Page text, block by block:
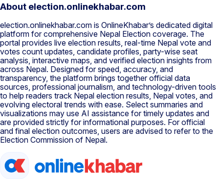
About election.onlinekhabar.com
election.onlinekhabar.com is OnlineKhabar’s dedicated digital
platform for comprehensive Nepal Election coverage. The
portal provides live election results, real-time Nepal vote and
votes count updates, candidate profiles, party-wise seat
analysis, interactive maps, and verified election insights from
across Nepal. Designed for speed, accuracy, and
transparency, the platform brings together official data
sources, professional journalism, and technology-driven tools
to help readers track Nepal election results, Nepal votes, and
evolving electoral trends with ease. Select summaries and
visualizations may use AI assistance for timely updates and
are provided strictly for informational purposes. For official
and final election outcomes, users are advised to refer to the
Election Commission of Nepal.